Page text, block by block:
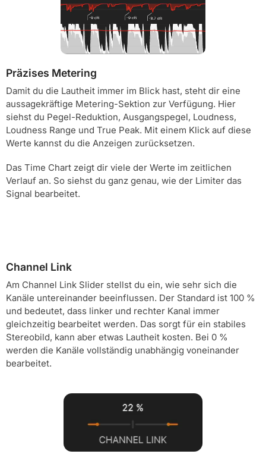
Präzises Metering
Damit du die Lautheit immer im Blick hast, steht dir eine
aussagekräftige Metering-Sektion zur Verfügung. Hier
siehst du Pegel-Reduktion, Ausgangspegel, Loudness,
Loudness Range und True Peak. Mit einem Klick auf diese
Werte kannst du die Anzeigen zurücksetzen.
Das Time Chart zeigt dir viele der Werte im zeitlichen
Verlauf an. So siehst du ganz genau, wie der Limiter das
Signal bearbeitet.
Channel Link
Am Channel Link Slider stellst du ein, wie sehr sich die
Kanäle untereinander beeinflussen. Der Standard ist 100 %
und bedeutet, dass linker und rechter Kanal immer
gleichzeitig bearbeitet werden. Das sorgt für ein stabiles
Stereobild, kann aber etwas Lautheit kosten. Bei 0 %
werden die Kanäle vollständig unabhängig voneinander
bearbeitet.